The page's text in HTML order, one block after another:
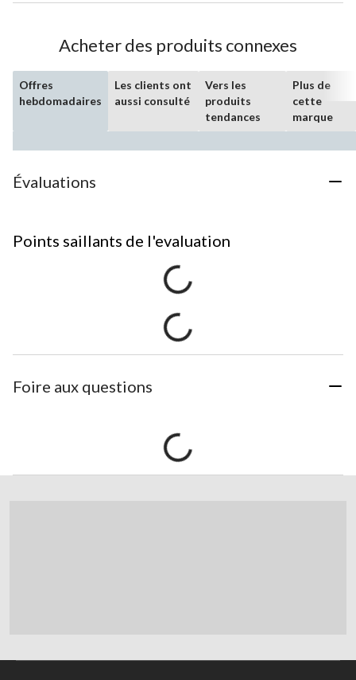
Acheter des produits connexes
Offres
hebdomadaires
Les clients ont
aussi consulté
Vers les
produits
tendances
Plus de
cette
marque
Évaluations
Points saillants de l'evaluation
Foire aux questions